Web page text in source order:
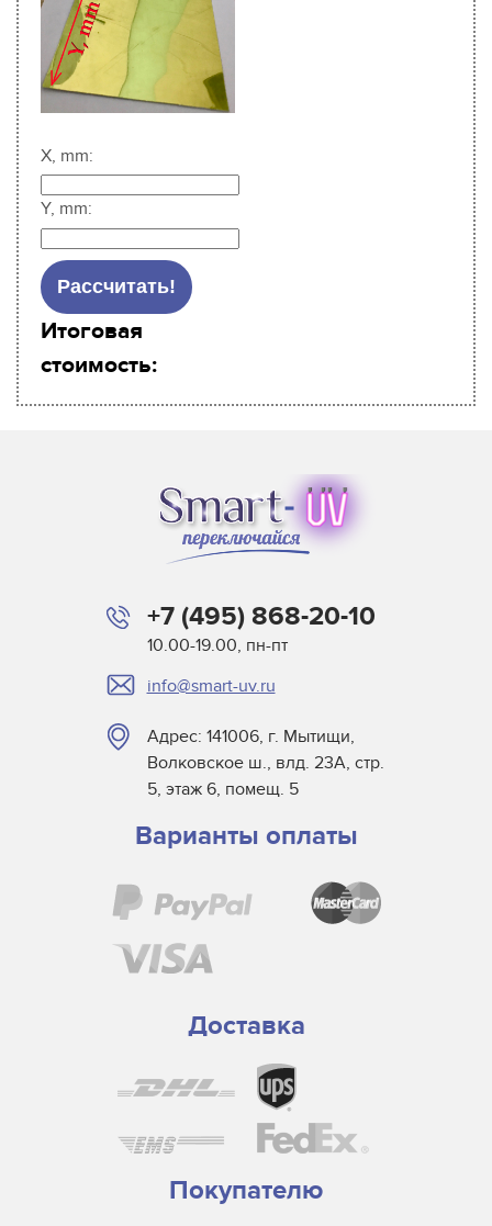
X, mm:
Y, mm:
Итоговая
стоимость:
+7 (495) 868-20-10
10.00-19.00, пн-пт
info@smart-uv.ru
Адрес: 141006, г. Мытищи,
Волковское ш., влд. 23А, стр.
5, этаж 6, помещ. 5
Варианты оплаты
Доставка
Покупателю